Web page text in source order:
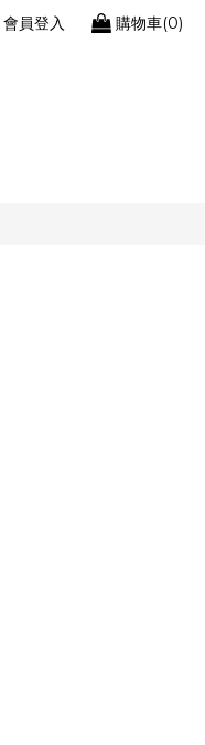
會員登入 購物車(0)